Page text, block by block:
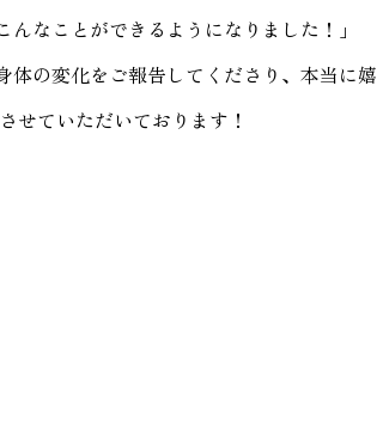
なことができるようになりました！」
体の変化をご報告してくださり、本当に嬉
せていただいております！